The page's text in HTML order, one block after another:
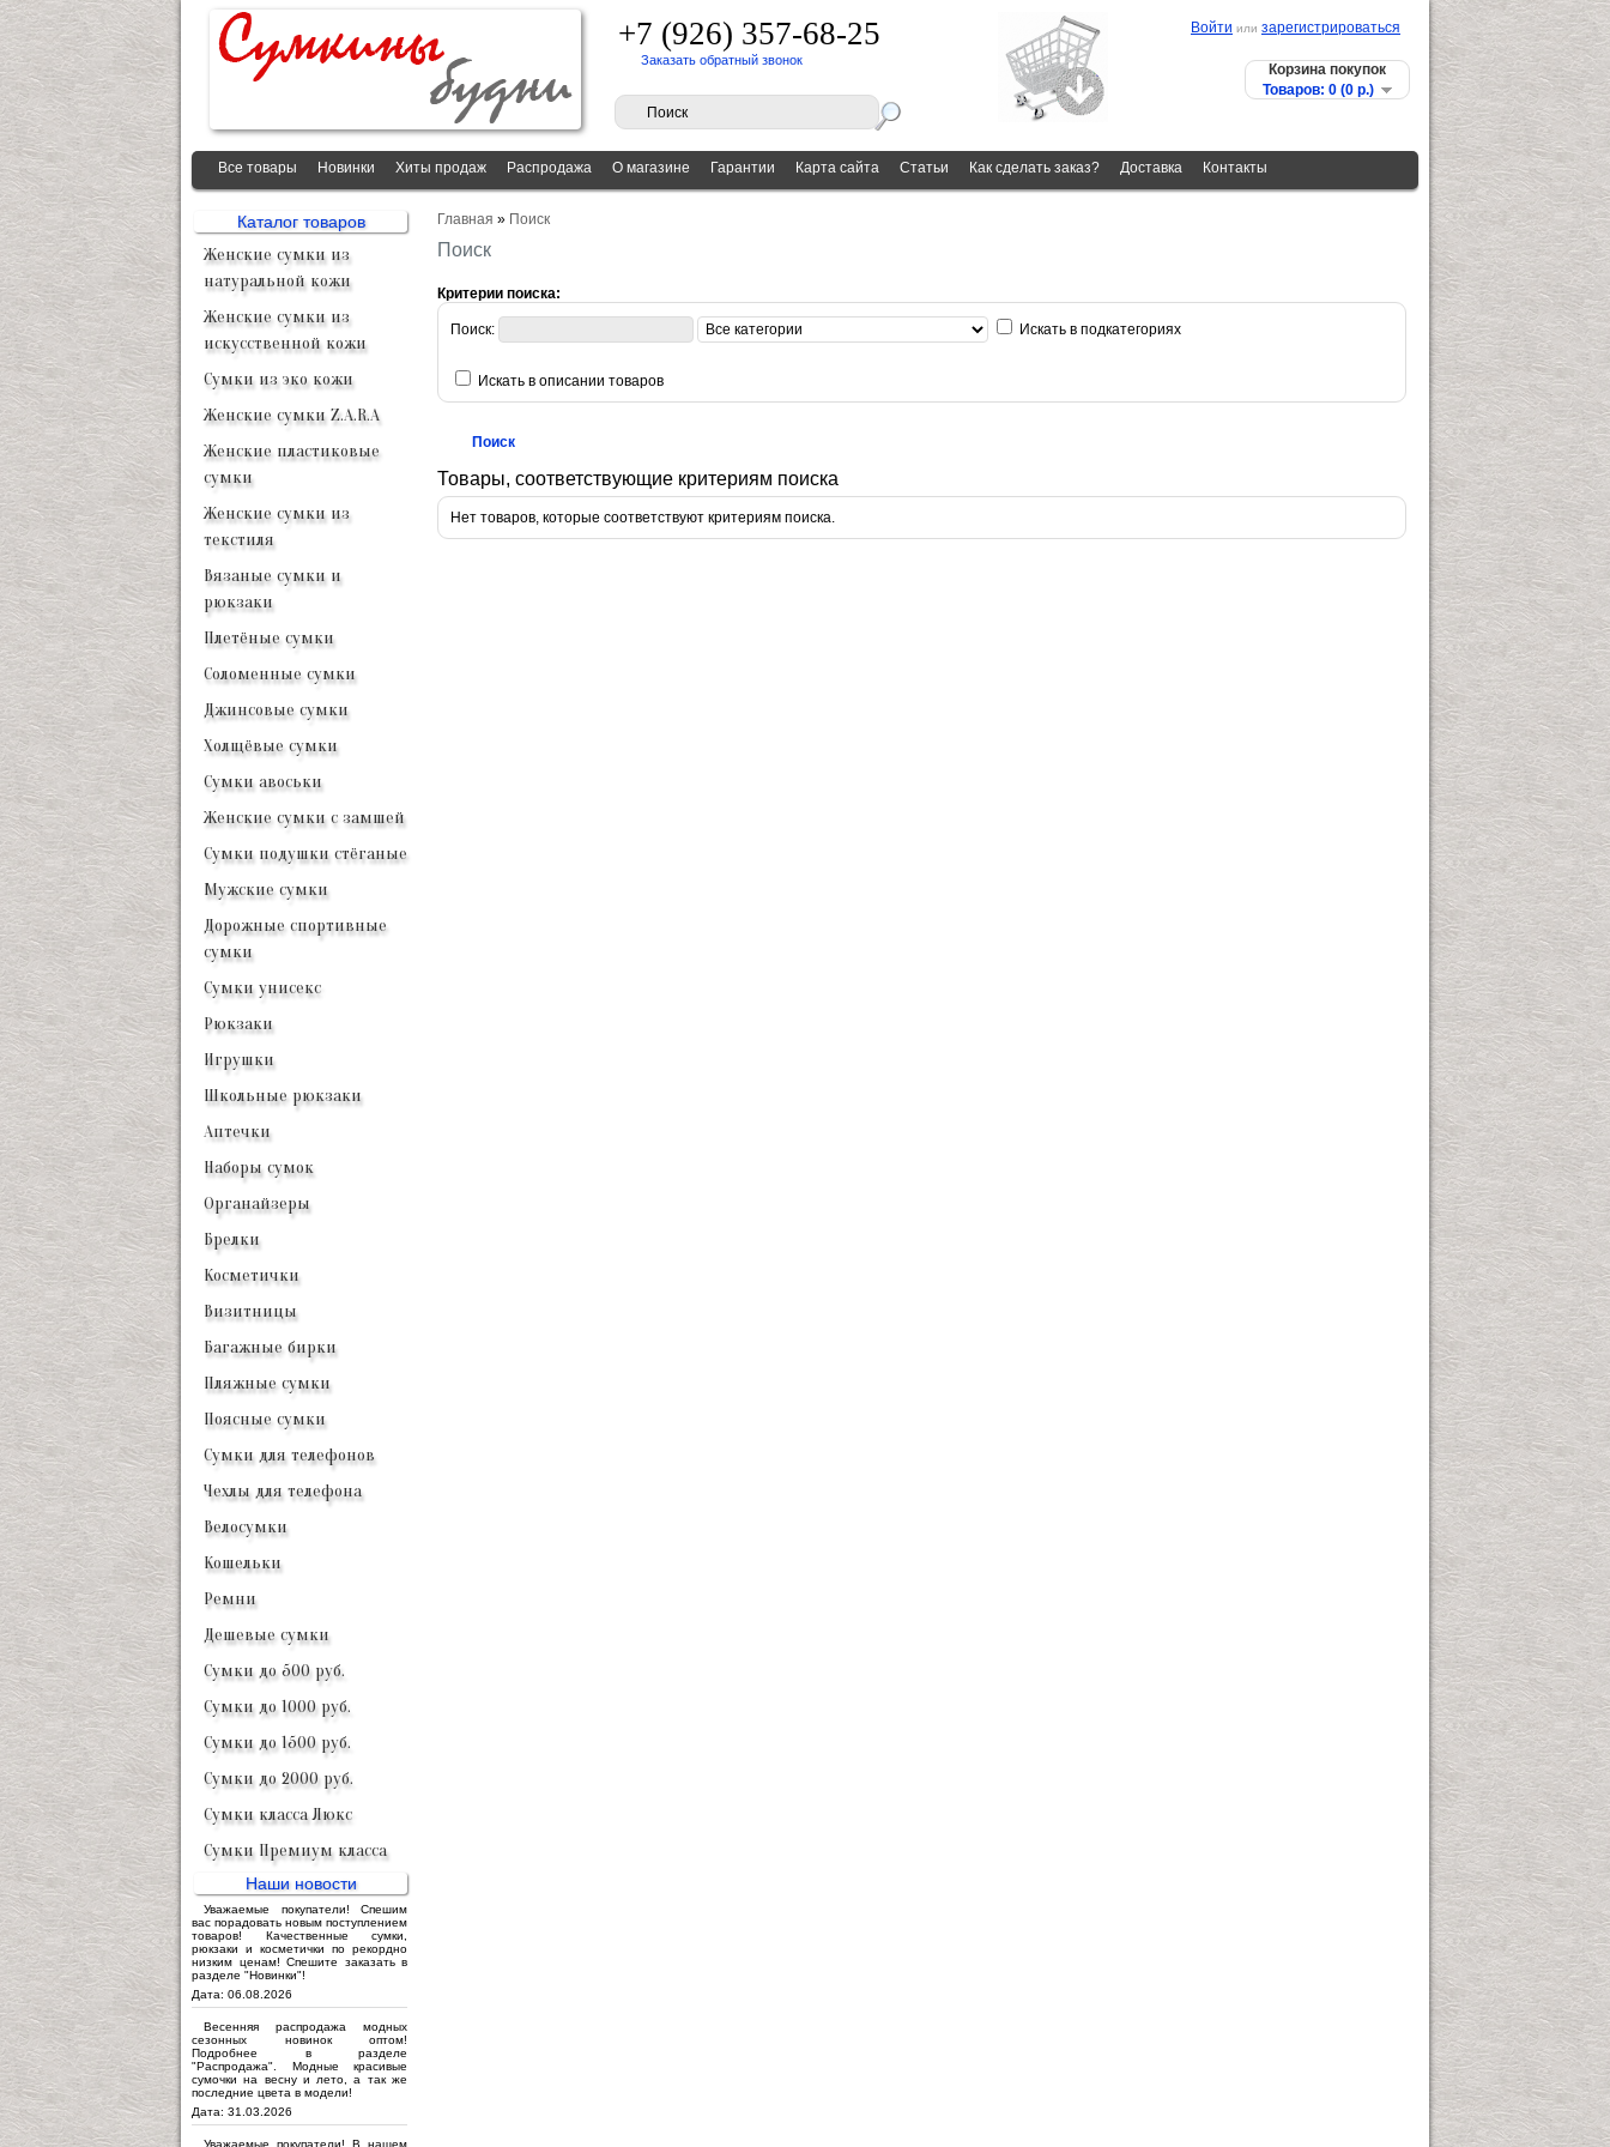
+7 (926) 357-68-25
Заказать обратный звонок
Корзина покупок
Товаров: 0 (0 p.)
Войти или зарегистрироваться
Все товары Новинки Хиты продаж Распродажа О магазине Гарантии Карта сайта Статьи Как сделать заказ? Доставка Контакты
Каталог товаров
Женские сумки из
натуральной кожи
Женские сумки из
искусственной кожи
Сумки из эко кожи
Женские сумки Z.A.R.A
Женские пластиковые
сумки
Женские сумки из
текстиля
Вязаные сумки и
рюкзаки
Плетёные сумки
Соломенные сумки
Джинсовые сумки
Холщёвые сумки
Сумки авоськи
Женские сумки с замшей
Сумки подушки стёганые
Мужские сумки
Дорожные спортивные
сумки
Сумки унисекс
Рюкзаки
Игрушки
Школьные рюкзаки
Аптечки
Наборы сумок
Органайзеры
Брелки
Косметички
Визитницы
Багажные бирки
Пляжные сумки
Поясные сумки
Сумки для телефонов
Чехлы для телефона
Велосумки
Кошельки
Ремни
Дешевые сумки
Сумки до 500 руб.
Сумки до 1000 руб.
Сумки до 1500 руб.
Сумки до 2000 руб.
Сумки класса Люкс
Сумки Премиум класса
Наши новости
Уважаемые покупатели! Спешим
вас порадовать новым поступлением
товаров! Качественные сумки,
рюкзаки и косметички по рекордно
низким ценам! Спешите заказать в
разделе "Новинки"!
Дата: 06.08.2026
Весенняя распродажа модных
сезонных новинок оптом!
Подробнее в разделе
"Распродажа". Модные красивые
сумочки на весну и лето, а так же
последние цвета в модели!
Дата: 31.03.2026
Уважаемые покупатели! В нашем
Главная » Поиск
Поиск
Критерии поиска:
Поиск: Искать в подкатегориях
Искать в описании товаров
Товары, соответствующие критериям поиска
Нет товаров, которые соответствуют критериям поиска.